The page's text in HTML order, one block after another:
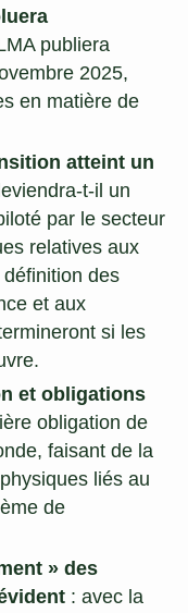
publiera
2025,
en matière de
atteint un
t-il un
par le secteur
relatives aux
des
et aux
si les
et obligations
obligation de
faisant de la
liés au
de
» des
: avec la